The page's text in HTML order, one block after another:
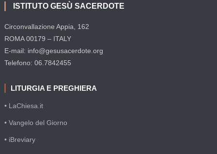
ISTITUTO GESÙ SACERDOTE
Circonvallazione Appia, 162
ROMA 00179 – ITALY
E-mail: info@gesusacerdote.org
Telefono: 06.7842455
LITURGIA E PREGHIERA
• LaChiesa.it
• Vangelo del Giorno
• iBreviary